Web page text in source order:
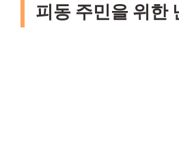
피동 주민을 위한